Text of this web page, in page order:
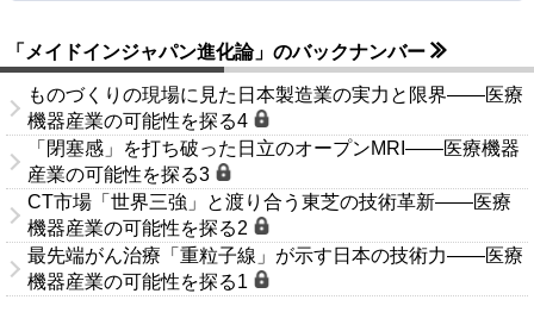
「メイドインジャパン進化論」のバックナンバー
ものづくりの現場に見た日本製造業の実力と限界――医療
機器産業の可能性を探る4
「閉塞感」を打ち破った日立のオープンMRI――医療機器
産業の可能性を探る3
CT市場「世界三強」と渡り合う東芝の技術革新――医療
機器産業の可能性を探る2
最先端がん治療「重粒子線」が示す日本の技術力――医療
機器産業の可能性を探る1